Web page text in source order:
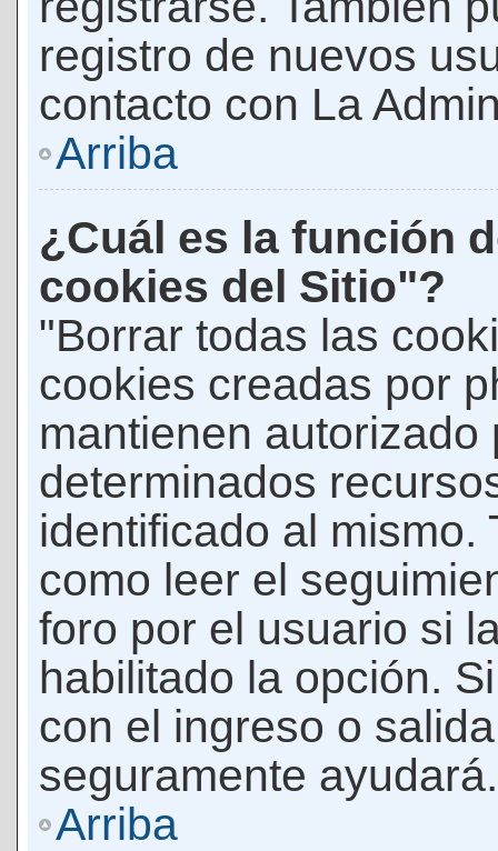
registro de nuevos
contacto con La
Arriba
¿Cuál es la función
cookies del Sitio"?
"Borrar todas las
cookies creadas por
mantienen autorizado
determinados
identificado al mismo.
como leer el
foro por el usuario si
habilitado la opción.
con el ingreso o
seguramente ayudará.
Arriba